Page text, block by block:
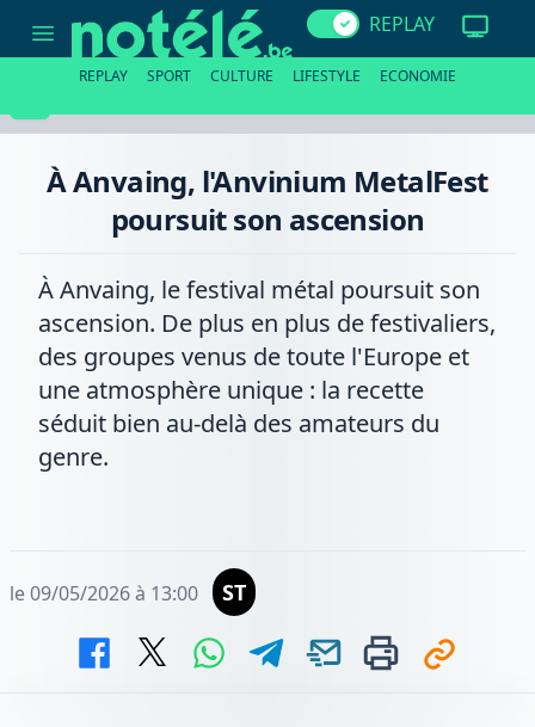
Anvaing,
l'Anvinium
ascension
REPLAY
REPLAY SPORT CULTURE LIFESTYLE ECONOMIE
À Anvaing, l'Anvinium MetalFest
poursuit son ascension
À Anvaing, le festival métal poursuit son
ascension. De plus en plus de festivaliers,
des groupes venus de toute l'Europe et
une atmosphère unique : la recette
séduit bien au-delà des amateurs du
genre.
le 09/05/2026 à 13:00 ST